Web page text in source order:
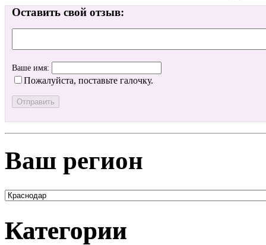
Оставить свой отзыв:
Ваше имя:
Пожалуйста, поставьте галочку.
Ваш регион
Категории